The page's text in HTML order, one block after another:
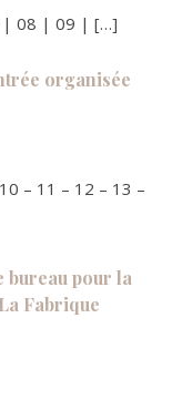
| 08 | 09 | […]
organisée
– 11 – 12 – 13 –
bureau pour la
Fabrique